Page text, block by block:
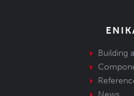
Building